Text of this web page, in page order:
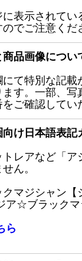
表示されて
でご注意くだ
商品画像につい
て特別な記載
ます。一部、
ご確認してい
向け日本語表記
トレアなど「
ん。
マジシャン
☆ブラックマ
ら